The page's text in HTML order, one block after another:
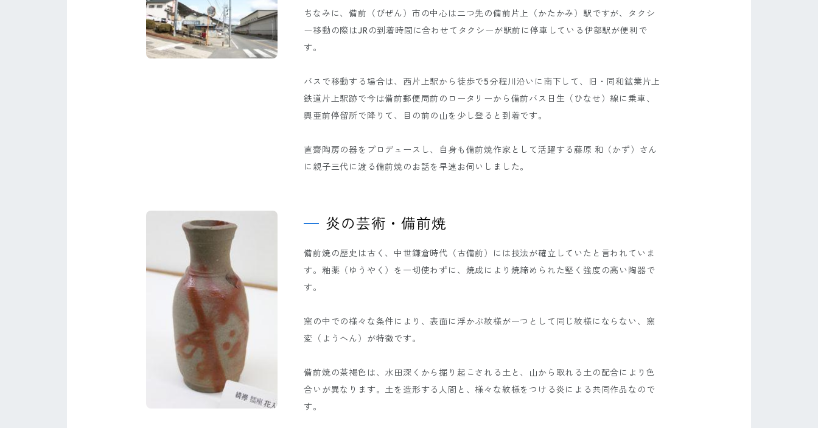
ちなみに、備前（びぜん）市の中心は二つ先の備前片上（かたかみ）駅ですが、タクシ
ー移動の際はJRの到着時間に合わせてタクシーが駅前に停車している伊部駅が便利で
す。
バスで移動する場合は、西片上駅から徒歩で5分程川沿いに南下して、旧・同和鉱業片上
鉄道片上駅跡で今は備前郵便局前のロータリーから備前バス日生（ひなせ）線に乗車、
興亜前停留所で降りて、目の前の山を少し登ると到着です。
直齋陶房の器をプロデュースし、自身も備前焼作家として活躍する藤原 和（かず）さん
に親子三代に渡る備前焼のお話を早速お伺いしました。
炎の芸術・備前焼
備前焼の歴史は古く、中世鎌倉時代（古備前）には技法が確立していたと言われていま
す。釉薬（ゆうやく）を一切使わずに、焼成により焼締められた堅く強度の高い陶器で
す。
窯の中での様々な条件により、表面に浮かぶ紋様が一つとして同じ紋様にならない、窯
変（ようへん）が特徴です。
備前焼の茶褐色は、水田深くから掘り起こされる土と、山から取れる土の配合により色
合いが異なります。土を造形する人間と、様々な紋様をつける炎による共同作品なので
す。